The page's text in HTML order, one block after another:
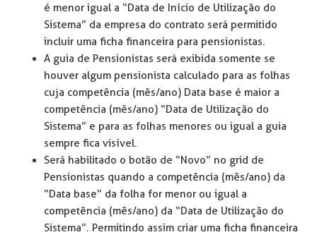
é menor igual a “Data de Início de Utilização do
Sistema” da empresa do contrato será permitido
incluir uma ficha financeira para pensionistas.
A guia de Pensionistas será exibida somente se
houver algum pensionista calculado para as folhas
cuja competência (mês/ano) Data base é maior a
competência (mês/ano) “Data de Utilização do
Sistema” e para as folhas menores ou igual a guia
sempre fica visível.
Será habilitado o botão de “Novo” no grid de
Pensionistas quando a competência (mês/ano) da
“Data base” da folha for menor ou igual a
competência (mês/ano) da “Data de Utilização do
Sistema”. Permitindo assim criar uma ficha financeira